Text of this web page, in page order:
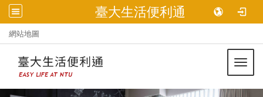
臺大生活便利通
網站地圖